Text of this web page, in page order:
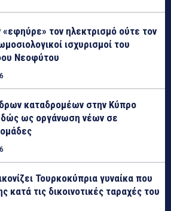
τον ηλεκτρισμό ούτε τον
ισχυρισμοί του
Νεοφύτου
καταδρομέων στην Κύπρο
ως οργάνωση νέων σε
Τουρκοκύπρια γυναίκα που
κατά τις δικοινοτικές ταραχές του